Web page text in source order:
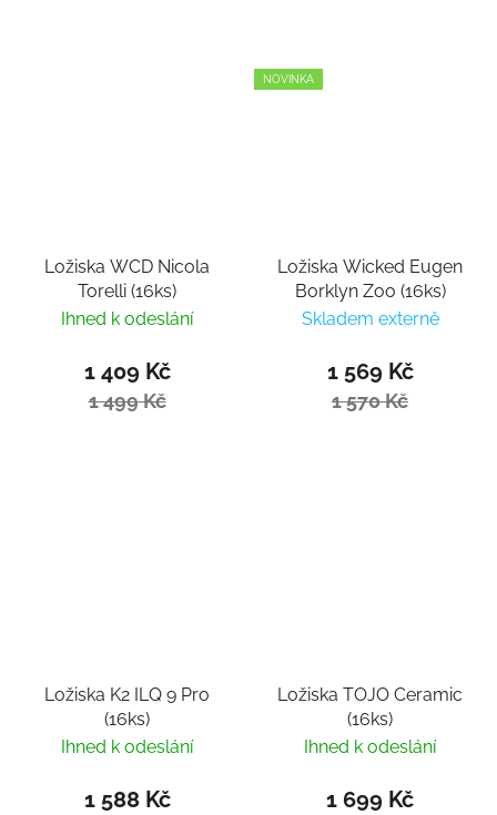
Ložiska WCD Nicola
Torelli (16ks)
Ihned k odeslání
1 409 Kč
1 499 Kč
NOVINKA
Ložiska Wicked Eugen
Borklyn Zoo (16ks)
Skladem externě
1 569 Kč
1 570 Kč
Ložiska K2 ILQ 9 Pro
(16ks)
Ihned k odeslání
1 588 Kč
Ložiska TOJO Ceramic
(16ks)
Ihned k odeslání
1 699 Kč